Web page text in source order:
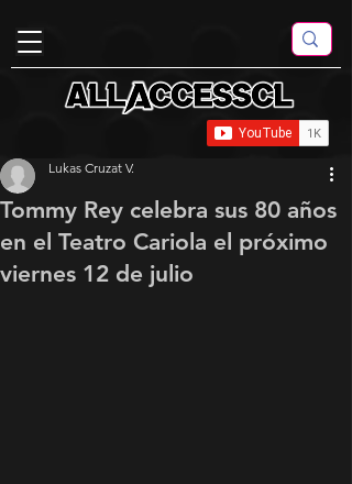
Tommy Rey celebra sus 80 años
en el Teatro Cariola el próximo
viernes 12 de julio
Lukas Cruzat V.